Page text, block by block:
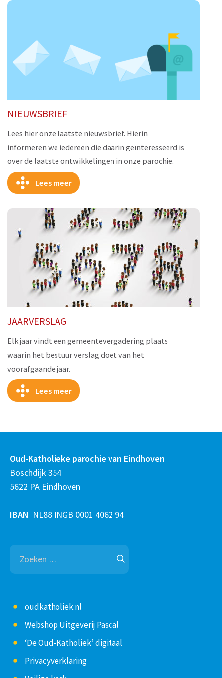
NIEUWSBRIEF
Lees hier onze laatste nieuwsbrief. Hierin
informeren we iedereen die daarin geïnteresseerd is
over de laatste ontwikkelingen in onze parochie.
Lees meer
JAARVERSLAG
Elk jaar vindt een gemeentevergadering plaats
waarin het bestuur verslag doet van het
voorafgaande jaar.
Lees meer
Oud-Katholieke parochie van Eindhoven
Boschdijk 354
5622 PA Eindhoven
IBAN NL88 INGB 0001 4062 94
Zoeken
naar:
oudkatholiek.nl
Webshop Uitgeverij Pascal
‘De Oud-Katholiek’ digitaal
Privacyverklaring